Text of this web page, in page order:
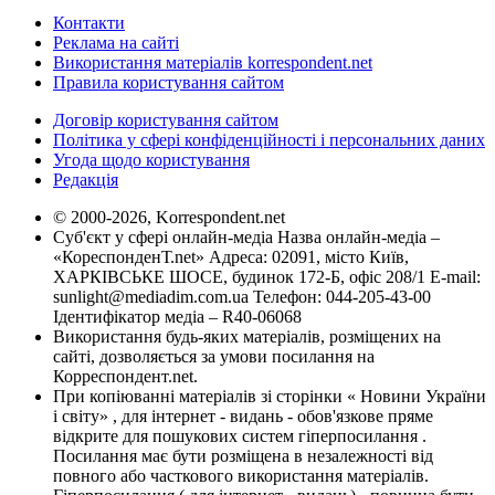
Контакти
Реклама на сайті
Використання матеріалів korrespondent.net
Правила користування сайтом
Договір користування сайтом
Політика у сфері конфіденційності і персональних даних
Угода щодо користування
Редакція
© 2000-2026, Korrespondent.net
Суб'єкт у сфері онлайн-медіа Назва онлайн-медіа –
«КореспонденТ.net» Адреса: 02091, місто Київ,
ХАРКІВСЬКЕ ШОСЕ, будинок 172-Б, офіс 208/1 E-mail:
sunlight@mediadim.com.ua Телефон: 044-205-43-00
Ідентифікатор медіа – R40-06068
Використання будь-яких матеріалів, розміщених на
сайті, дозволяється за умови посилання на
Корреспондент.net.
При копіюванні матеріалів зі сторінки « Новини України
і світу» , для інтернет - видань - обов'язкове пряме
відкрите для пошукових систем гіперпосилання .
Посилання має бути розміщена в незалежності від
повного або часткового використання матеріалів.